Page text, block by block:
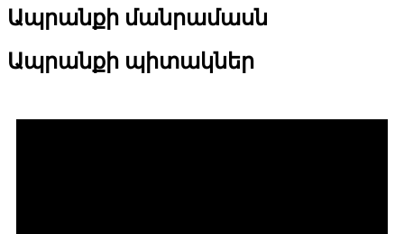
Ապրանքի մանրամասն
Ապրանքի պիտակներ